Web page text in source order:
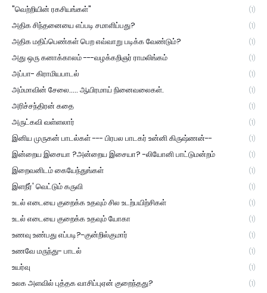
"வெற்றியின் ரகசியங்கள்" (1)
அதிக சிந்தனையை எப்படி சமாளிப்பது? (1)
அதிக மதிப்பெண்கள் பெற எவ்வாறு படிக்க வேண்டும்? (1)
அது ஒரு கனாக்காலம் ---வழக்கறிஞர் ராமலிங்கம் (1)
அப்பா- கிராமியபாடல் (1)
அம்மாவின் சேலை..... ஆயிரமாய் நினைவலைகள். (1)
அரிச்சந்திரன் கதை (1)
அருட்கவி வள்ளலார் (1)
இனிய முருகன் பாடல்கள் --- பிரபல பாடகர் உன்னி கிருஷ்ணன்-- (1)
இன்றைய இசையா ?அன்றைய இசையா? -லியோனி பாட்டுமன்றம் (1)
இறைவனிடம் கையேந்துங்கள் (1)
இளநீர்' வெட்டும் கருவி (1)
உடல் எடையை குறைக்க உதவும் சில உடற்பயிற்சிகள் (1)
உடல் எடையை குறைக்க உதவும் யோகா (1)
உணவு உண்பது எப்படி?-குன்றில்குமார் (1)
உணவே மருந்து- பாடல் (1)
உயர்வு (1)
உலக அளவில் புத்தக வாசிப்புஏன் குறைந்தது? (1)